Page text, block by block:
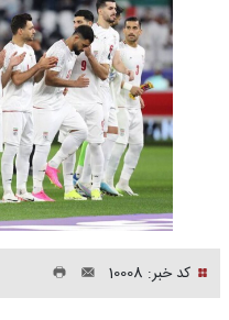
کد خبر: 10008